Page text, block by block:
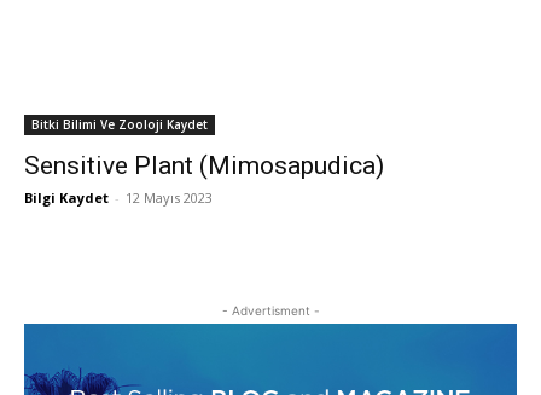
Bitki Bilimi Ve Zooloji Kaydet
Sensitive Plant (Mimosapudica)
Bilgi Kaydet - 12 Mayıs 2023
- Advertisment -